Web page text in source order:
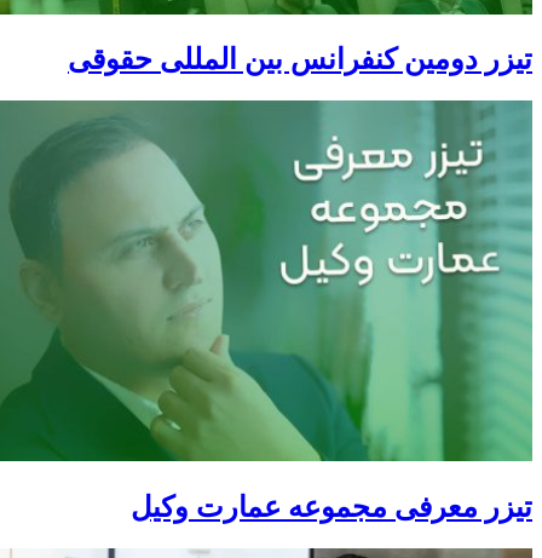
تیزر دومین کنفرانس بین المللی حقوقی
تیزر معرفی مجموعه عمارت وکیل